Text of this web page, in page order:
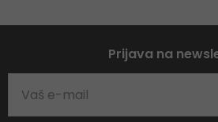
Prijava na